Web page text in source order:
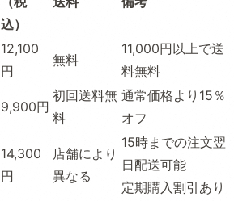
込）
12,100
円
無料
11,000円以上で送
料無料
9,900円
初回送料無
料
通常価格より15％
オフ
14,300
円
店舗により
異なる
15時までの注文翌
日配送可能
定期購入割引あり